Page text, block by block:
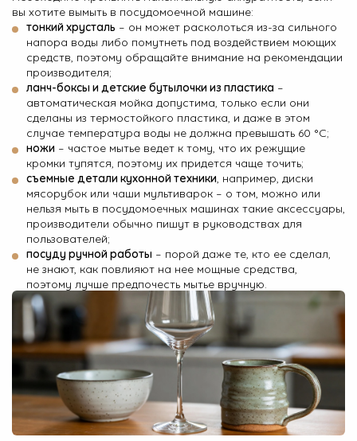
вы хотите вымыть в посудомоечной машине:
тонкий хрусталь – он может расколоться из-за сильного
напора воды либо помутнеть под воздействием моющих
средств, поэтому обращайте внимание на рекомендации
производителя;
ланч-боксы и детские бутылочки из пластика –
автоматическая мойка допустима, только если они
сделаны из термостойкого пластика, и даже в этом
случае температура воды не должна превышать 60 °C;
ножи – частое мытье ведет к тому, что их режущие
кромки тупятся, поэтому их придется чаще точить;
съемные детали кухонной техники , например, диски
мясорубок или чаши мультиварок – о том, можно или
нельзя мыть в посудомоечных машинах такие аксессуары,
производители обычно пишут в руководствах для
пользователей;
посуду ручной работы – порой даже те, кто ее сделал,
не знают, как повлияют на нее мощные средства,
поэтому лучше предпочесть мытье вручную.